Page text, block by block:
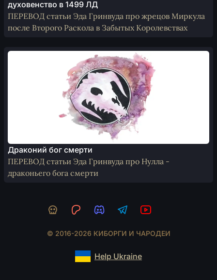
духовенство в 1499 ЛД
ПЕРЕВОД статьи Эда Гринвуда про жрецов Миркула
после Второго Раскола в Забытых Королевствах
Драконий бог смерти
ПЕРЕВОД статьи Эда Гринвуда про Нулла -
драконьего бога смерти
© 2016-2026 КИБОРГИ И ЧАРОДЕИ
Help Ukraine